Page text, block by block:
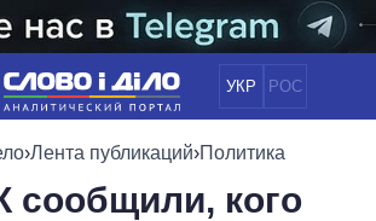
УКР РОС
НОВОСТИ
ПОЛИТИКА
ОБЕЩАНИЯ
›Лента публикаций›Политика
сообщили, кого